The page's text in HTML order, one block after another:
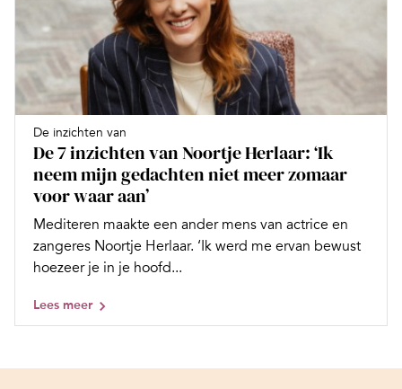
De inzichten van
De 7 inzichten van Noortje Herlaar: ‘Ik
neem mijn gedachten niet meer zomaar
voor waar aan’
Mediteren maakte een ander mens van actrice en
zangeres Noortje Herlaar. ‘Ik werd me ervan bewust
hoezeer je in je hoofd...
Lees meer